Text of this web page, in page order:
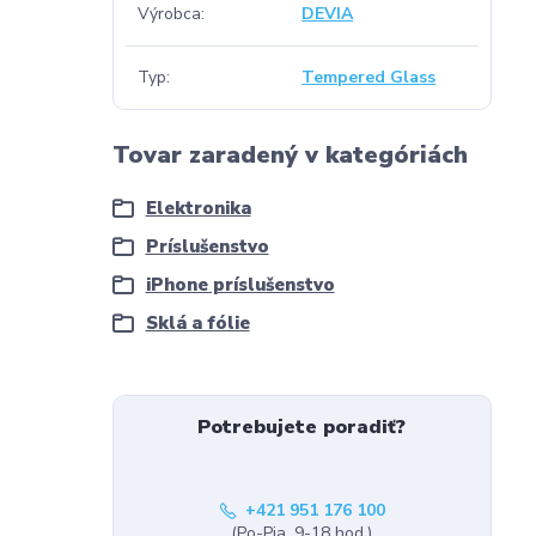
Výrobca DEVIA
Typ Tempered Glass
Tovar zaradený v kategóriách
Elektronika
Príslušenstvo
iPhone príslušenstvo
Sklá a fólie
Potrebujete poradiť?
+421 951 176 100